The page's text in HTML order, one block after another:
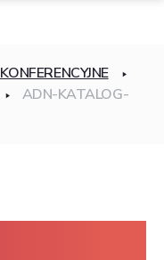
ADN-KATALOG-